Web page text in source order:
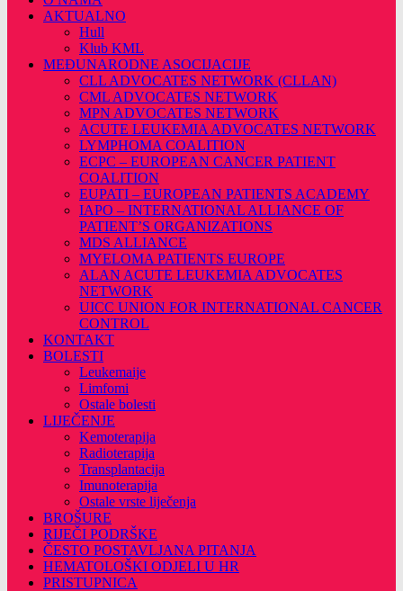
AKTUALNO
Hull
Klub KML
MEĐUNARODNE ASOCIJACIJE
CLL ADVOCATES NETWORK (CLLAN)
CML ADVOCATES NETWORK
MPN ADVOCATES NETWORK
ACUTE LEUKEMIA ADVOCATES NETWORK
LYMPHOMA COALITION
ECPC – EUROPEAN CANCER PATIENT
COALITION
EUPATI – EUROPEAN PATIENTS ACADEMY
IAPO – INTERNATIONAL ALLIANCE OF
PATIENT’S ORGANIZATIONS
MDS ALLIANCE
MYELOMA PATIENTS EUROPE
ALAN ACUTE LEUKEMIA ADVOCATES
NETWORK
UICC UNION FOR INTERNATIONAL CANCER
CONTROL
KONTAKT
BOLESTI
Leukemaije
Limfomi
Ostale bolesti
LIJEČENJE
Kemoterapija
Radioterapija
Transplantacija
Imunoterapija
Ostale vrste liječenja
BROŠURE
RIJEČI PODRŠKE
ČESTO POSTAVLJANA PITANJA
HEMATOLOŠKI ODJELI U HR
PRISTUPNICA